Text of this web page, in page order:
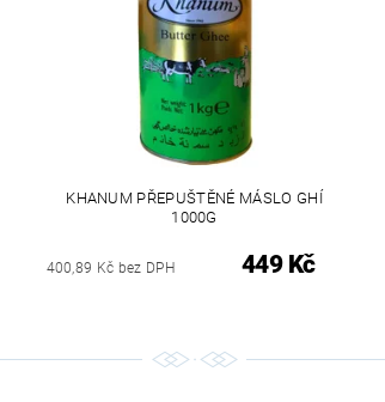
KHANUM PŘEPUŠTĚNÉ MÁSLO GHÍ
1000G
400,89 Kč bez DPH 449 Kč